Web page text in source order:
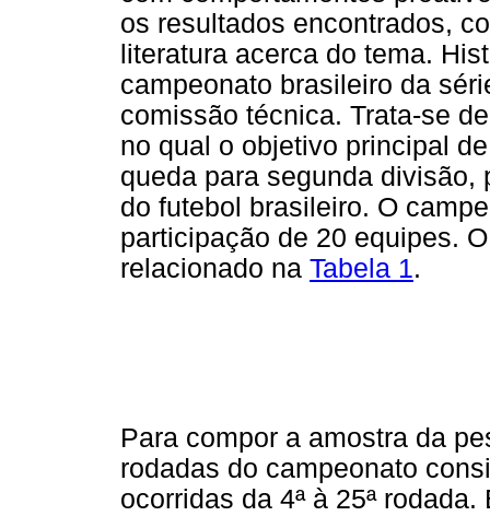
os resultados encontrados,
literatura acerca do tema.
campeonato brasileiro da
comissão técnica. Trata-se
no qual o objetivo principal
queda para segunda divisão,
do futebol brasileiro. O
participação de 20 equipes.
relacionado na Tabela 1.
Para compor a amostra da
rodadas do campeonato
ocorridas da 4ª à 25ª